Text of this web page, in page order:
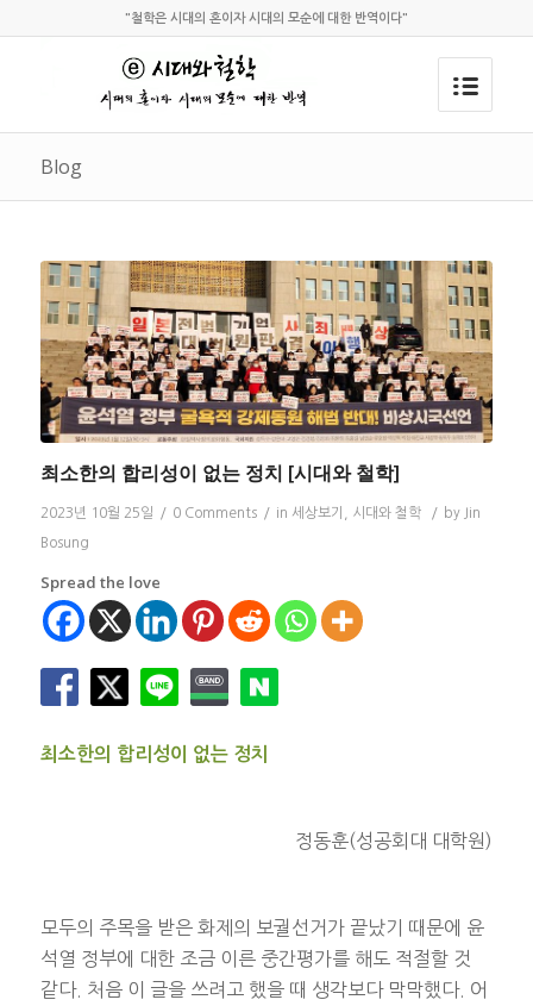
"철학은 시대의 혼이자 시대의 모순에 대한 반역이다"
Blog
최소한의 합리성이 없는 정치 [시대와 철학]
2023년 10월 25일 / 0 Comments / in 세상보기 시대와 철학 / by Jin
Bosung
Spread the love
최소한의 합리성이 없는 정치
정동훈(성공회대 대학원)
모두의 주목을 받은 화제의 보궐선거가 끝났기 때문에 윤
석열 정부에 대한 조금 이른 중간평가를 해도 적절할 것
같다. 처음 이 글을 쓰려고 했을 때 생각보다 막막했다. 어